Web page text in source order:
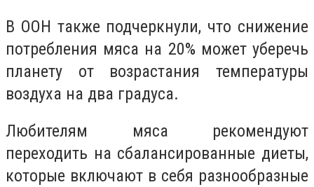
В ООН также подчеркнули, что снижение
потребления мяса на 20% может уберечь
планету от возрастания температуры
воздуха на два градуса.
Любителям мяса рекомендуют
переходить на сбалансированные диеты,
которые включают в себя разнообразные